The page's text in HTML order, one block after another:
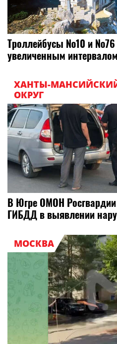
Троллейбусы №10 и №76
увеличенным интервалом
ХАНТЫ-
ОКРУГ
В Югре ОМОН Росгвардии
ГИБДД в выявлении
МОСКВА